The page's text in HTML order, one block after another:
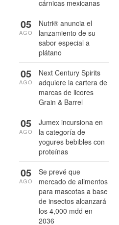
cárnicas mexicanas
Nutri® anuncia el
lanzamiento de su
sabor especial a
plátano
05
AGO
Next Century Spirits
adquiere la cartera de
marcas de licores
Grain & Barrel
05
AGO
Jumex incursiona en
la categoría de
yogures bebibles con
proteínas
05
AGO
Se prevé que
mercado de alimentos
para mascotas a base
de insectos alcanzará
los 4,000 mdd en
2036
05
AGO